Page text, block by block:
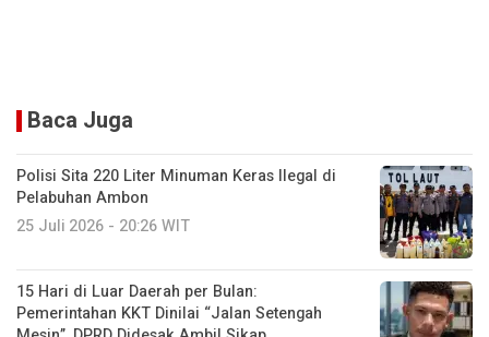
Baca Juga
Polisi Sita 220 Liter Minuman Keras Ilegal di
Pelabuhan Ambon
25 Juli 2026 - 20:26 WIT
15 Hari di Luar Daerah per Bulan:
Pemerintahan KKT Dinilai “Jalan Setengah